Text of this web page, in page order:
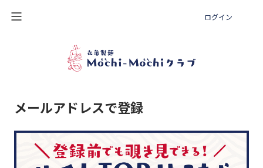
ログイン
メールアドレスで登録